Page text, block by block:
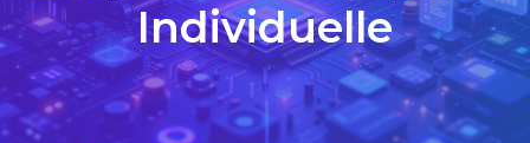
Individuelle